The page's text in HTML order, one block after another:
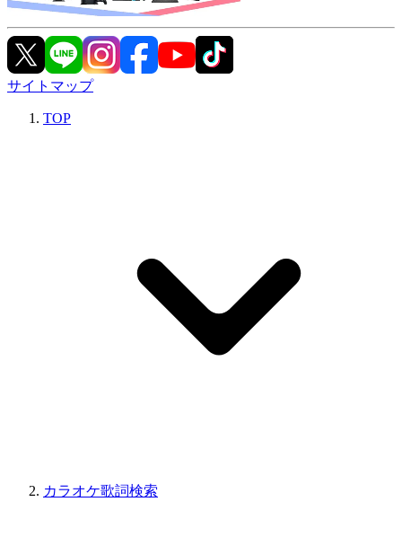
サイトマップ
TOP
カラオケ歌詞検索